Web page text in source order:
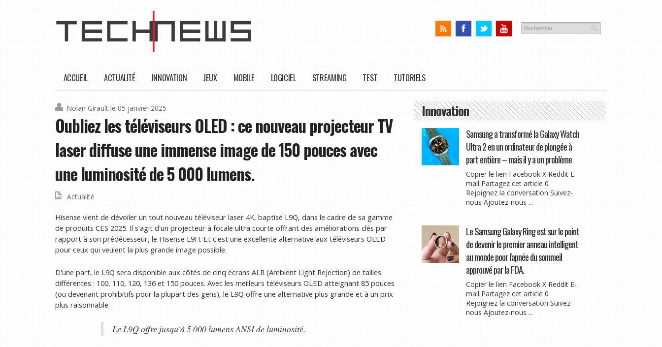
ACCUEIL ACTUALITÉ INNOVATION JEUX MOBILE LOGICIEL STREAMING TEST TUTORIELS
Nolan Girault le 05 janvier 2025
Oubliez les téléviseurs OLED : ce nouveau projecteur TV
laser diffuse une immense image de 150 pouces avec
une luminosité de 5 000 lumens.
Actualité
Hisense vient de dévoiler un tout nouveau téléviseur laser 4K, baptisé L9Q, dans le cadre de sa gamme
de produits CES 2025. Il s'agit d'un projecteur à focale ultra courte offrant des améliorations clés par
rapport à son prédécesseur, le Hisense L9H. Et c'est une excellente alternative aux téléviseurs OLED
pour ceux qui veulent la plus grande image possible.
D'une part, le L9Q sera disponible aux côtés de cinq écrans ALR (Ambient Light Rejection) de tailles
différentes : 100, 110, 120, 136 et 150 pouces. Avec les meilleurs téléviseurs OLED atteignant 85 pouces
(ou devenant prohibitifs pour la plupart des gens), le L9Q offre une alternative plus grande et à un prix
plus raisonnable.
Le L9Q offre jusqu'à 5 000 lumens ANSI de luminosité.
Innovation
Samsung a transformé la Galaxy Watch
Ultra 2 en un ordinateur de plongée à
part entière – mais il y a un problème
Copier le lien Facebook X Reddit E-
mail Partagez cet article 0
Rejoignez la conversation Suivez-
nous Ajoutez-nous ...
Le Samsung Galaxy Ring est sur le point
de devenir le premier anneau intelligent
au monde pour l'apnée du sommeil
approuvé par la FDA.
Copier le lien Facebook X Reddit E-
mail Partagez cet article 0
Rejoignez la conversation Suivez-
nous Ajoutez-nous ...